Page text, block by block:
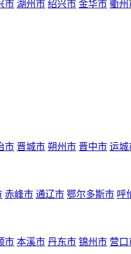
市 湖州市 绍兴市 金华市 衢州
市 晋城市 朔州市 晋中市 运城
赤峰市 通辽市 鄂尔多斯市 呼
市 本溪市 丹东市 锦州市 营口